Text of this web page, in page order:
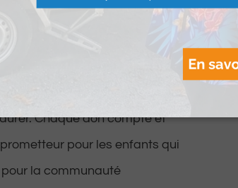
nécessite des ressources
à récemment été lancée afin
Chaque don compte et
pour les enfants qui
la communauté